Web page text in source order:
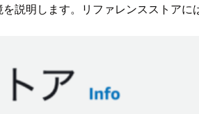
説明します。リファレンスストアに